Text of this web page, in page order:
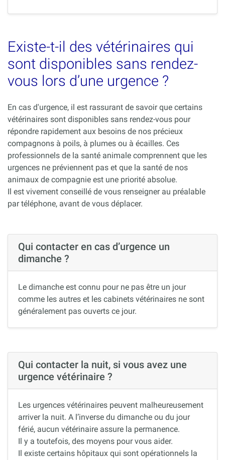
Existe-t-il des vétérinaires qui
sont disponibles sans rendez-
vous lors d’une urgence ?
En cas d'urgence, il est rassurant de savoir que certains
vétérinaires sont disponibles sans rendez-vous pour
répondre rapidement aux besoins de nos précieux
compagnons à poils, à plumes ou à écailles. Ces
professionnels de la santé animale comprennent que les
urgences ne préviennent pas et que la santé de nos
animaux de compagnie est une priorité absolue.
Il est vivement conseillé de vous renseigner au préalable
par téléphone, avant de vous déplacer.
Qui contacter en cas d’urgence un
dimanche ?
Le dimanche est connu pour ne pas être un jour
comme les autres et les cabinets vétérinaires ne sont
généralement pas ouverts ce jour.
Qui contacter la nuit, si vous avez une
urgence vétérinaire ?
Les urgences vétérinaires peuvent malheureusement
arriver la nuit. A l’inverse du dimanche ou du jour
férié, aucun vétérinaire assure la permanence.
Il y a toutefois, des moyens pour vous aider.
Il existe certains hôpitaux qui sont opérationnels la